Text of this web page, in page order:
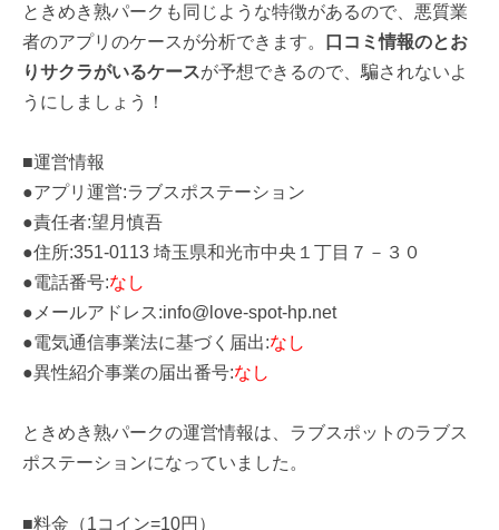
ときめき熟パークも同じような特徴があるので、悪質業
者のアプリのケースが分析できます。
口コミ情報のとお
りサクラがいるケースが予想できるので、騙されないよ
うにしましょう！
■運営情報
●アプリ運営:ラブスポステーション
●責任者:望月慎吾
●住所:351-0113 埼玉県和光市中央１丁目７－３０
●電話番号:なし
●メールアドレス:info@love-spot-hp.net
●電気通信事業法に基づく届出:なし
●異性紹介事業の届出番号:なし
ときめき熟パークの運営情報は、ラブスポットのラブス
ポステーションになっていました。
■料金（1コイン=10円）